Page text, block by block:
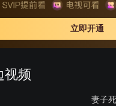
间就流传一个传说：有一个夜
任何愿望。
立即开通
视频
妻子